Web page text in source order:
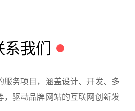
系我们
服务项目，涵盖设计、开发、多
，驱动品牌网站的互联网创新发